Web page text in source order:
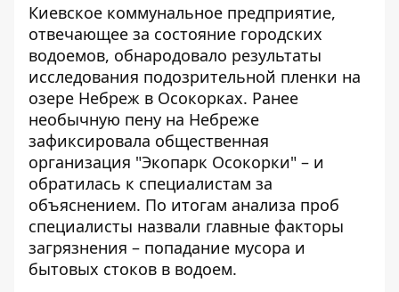
Киевское коммунальное предприятие,
отвечающее за состояние городских
водоемов, обнародовало результаты
исследования подозрительной пленки на
озере Небреж в Осокорках. Ранее
необычную пену на Небреже
зафиксировала общественная
организация "Экопарк Осокорки" – и
обратилась к специалистам за
объяснением. По итогам анализа проб
специалисты назвали главные факторы
загрязнения – попадание мусора и
бытовых стоков в водоем.